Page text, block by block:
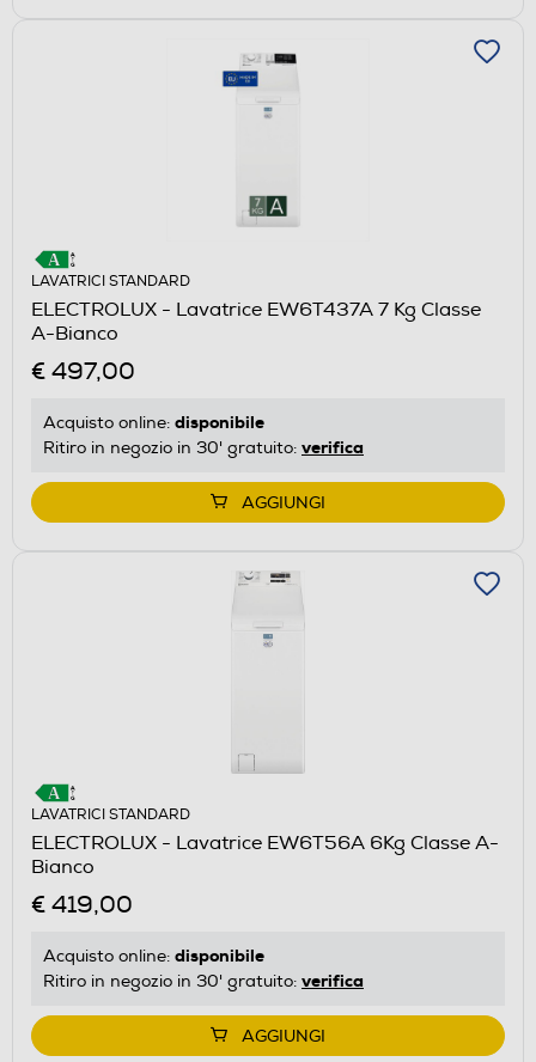
LAVATRICI STANDARD
ELECTROLUX - Lavatrice EW6T437A 7 Kg Classe
A-Bianco
€ 497,00
Acquisto online: disponibile
Ritiro in negozio in 30' gratuito: verifica
AGGIUNGI
LAVATRICI STANDARD
ELECTROLUX - Lavatrice EW6T56A 6Kg Classe A-
Bianco
€ 419,00
Acquisto online: disponibile
Ritiro in negozio in 30' gratuito: verifica
AGGIUNGI